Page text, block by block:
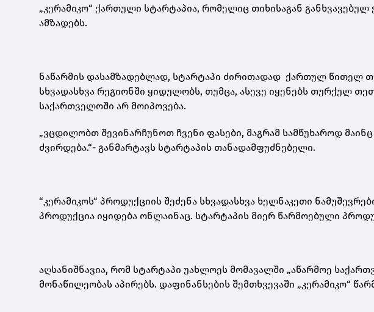
„კერამიკო“ ქართული სტარტაპია, რომელიც თიხისაგან განხვავებულ
ამზადებს.
ნაწარმის დასამზადებლად, სტარტაპი ძირითადად ქართულ წითელ
სხვადასხვა რეგიონში ყიდულობს, თუმცა, ასევე იყენებს თურქულ
საქართველოში არ მოიპოვება.
„ვცდილობთ შევინარჩუნოთ ჩვენი ფასები, მაგრამ სამწუხაროდ
ძვირდება.“- განმარტავს სტარტაპის თანადამფუძნებელი.
“კერამიკოს“ პროდუქციის შეძენა სხვადასხვა ხელნაკეთი
პროდუქცია იყიდება ონლაინაც. სტარტაპის მიერ წარმოებული
აღსანიშნავია, რომ სტარტაპი უახლოეს მომავალში „აწარმოე
მონაწილეობას აპირებს. დაფინანსების შემთხვევაში „კერამიკო“